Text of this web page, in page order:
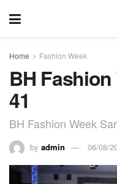
Home Fashion Week
BH Fashion
41
BH Fashion Week
by admin 06/08/